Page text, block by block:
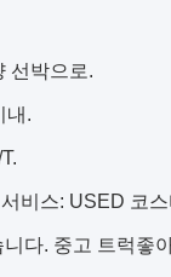
선박으로.
내.
비스: USED 코
니다. 중고 트럭좋